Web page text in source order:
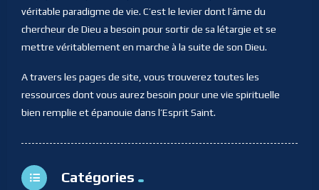
véritable paradigme de vie. C’est le levier dont l’âme du
chercheur de Dieu a besoin pour sortir de sa létargie et se
mettre véritablement en marche à la suite de son Dieu.
A travers les pages de site, vous trouverez toutes les
ressources dont vous aurez besoin pour une vie spirituelle
bien remplie et épanouie dans l’Esprit Saint.
Catégories